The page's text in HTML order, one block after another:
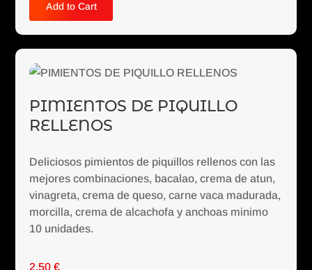
Add to Cart
PIMIENTOS DE PIQUILLO
RELLENOS
Deliciosos pimientos de piquillos rellenos con las
mejores combinaciones, bacalao, crema de atun,
vinagreta, crema de queso, carne vaca madurada,
morcilla, crema de alcachofa y anchoas minimo
10 unidades.
2.50€